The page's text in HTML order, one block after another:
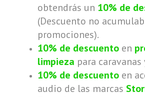
obtendrás un 10% de
(Descuento no
promociones).
10% de descuento en
limpieza para
10% de descuento en
audio de las marcas